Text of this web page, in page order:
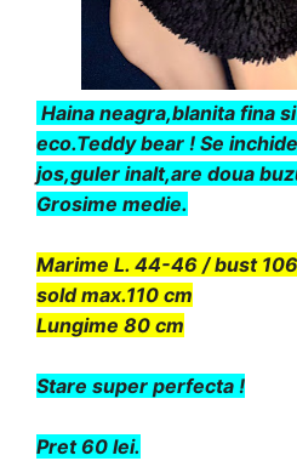
Haina neagra,blanita fina
eco.Teddy bear ! Se
jos,guler inalt,are doua
Grosime medie.
Marime L. 44-46 / bust
sold max.110 cm
Lungime 80 cm
Stare super perfecta !
Pret 60 lei.